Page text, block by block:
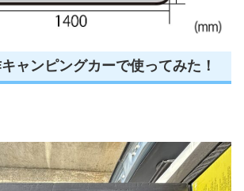
ャンピングカーで使ってみた！